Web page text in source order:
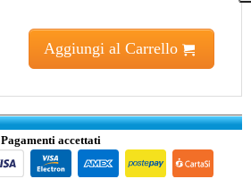
Aggiungi al Carrello
Pagamenti accettati